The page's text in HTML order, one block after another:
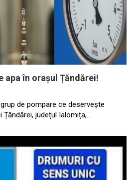
apa în orașul Țăndărei!
de pompare ce deservește
județul Ialomița,…